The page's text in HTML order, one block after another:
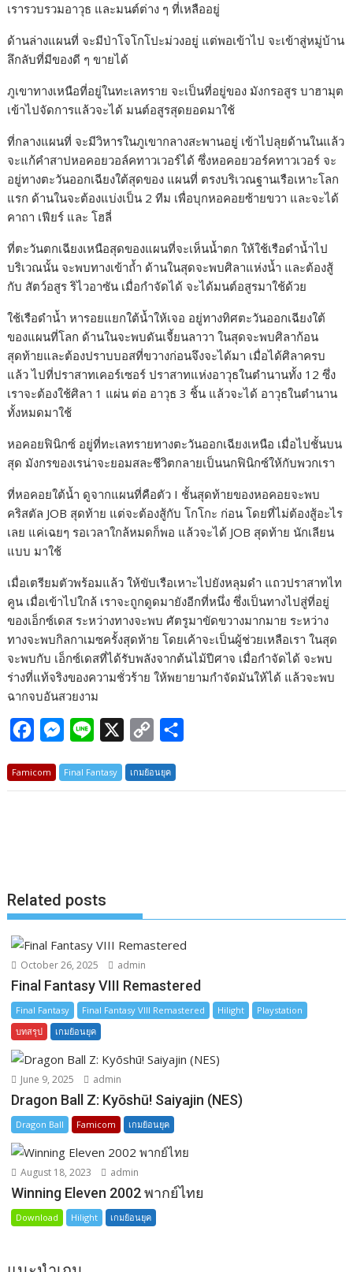
เรารวบรวมอาวุธ และมนต์ต่าง ๆ ที่เหลืออยู่
ด้านล่างแผนที่ จะมีป่าโจโกโปะม่วงอยู่ แต่พอเข้าไป จะเข้าสู่หมู่บ้าน
ลึกลับที่มีของดี ๆ ขายได้
ภูเขาทางเหนือที่อยู่ในทะเลทราย จะเป็นที่อยู่ของ มังกรอสูร บาฮามุต
เข้าไปจัดการแล้วจะได้ มนต์อสูรสุดยอดมาใช้
ที่กลางแผนที่ จะมีวิหารในภูเขากลางสะพานอยู่ เข้าไปลุยด้านในแล้ว
จะแก้คำสาปหอคอยวอล์คทาวเวอร์ได้ ซึ่งหอคอยวอร์คทาวเวอร์ จะ
อยู่ทางตะวันออกเฉียงใต้สุดของ แผนที่ ตรงบริเวณฐานเรือเหาะโลก
แรก ด้านในจะต้องแบ่งเป็น 2 ทีม เพื่อบุกหอคอยซ้ายขวา และจะได้
คาถา เฟียร์ และ โฮลี่
ที่ตะวันตกเฉียงเหนือสุดของแผนที่จะเห็นน้ำตก ให้ใช้เรือดำน้ำไป
บริเวณนั้น จะพบทางเข้าถ้ำ ด้านในสุดจะพบศิลาแห่งน้ำ และต้องสู้
กับ สัตว์อสูร ริไวอาซัน เมื่อกำจัดได้ จะได้มนต์อสูรมาใช้ด้วย
ใช้เรือดำน้ำ หารอยแยกใต้น้ำให้เจอ อยู่ทางทิศตะวันออกเฉียงใต้
ของแผนที่โลก ด้านในจะพบดันเจี้ยนลาวา ในสุดจะพบศิลาก้อน
สุดท้ายและต้องปราบบอสที่ขวางก่อนจึงจะได้มา เมื่อได้ศิลาครบ
แล้ว ไปที่ปราสาทเคอร์เซอร์ ปราสาทแห่งอาวุธในตำนานทั้ง 12 ซึ่ง
เราจะต้องใช้ศิลา 1 แผ่น ต่อ อาวุธ 3 ชิ้น แล้วจะได้ อาวุธในตำนาน
ทั้งหมดมาใช้
หอคอยฟินิกซ์ อยู่ที่ทะเลทรายทางตะวันออกเฉียงเหนือ เมื่อไปชั้นบน
สุด มังกรของเรน่าจะยอมสละชีวิตกลายเป็นนกฟินิกซ์ให้กับพวกเรา
ที่หอคอยใต้น้ำ ดูจากแผนที่คือตัว I ชั้นสุดท้ายของหอคอยจะพบ
คริสตัล JOB สุดท้าย แต่จะต้องสู้กับ โกโกะ ก่อน โดยที่ไม่ต้องสู้อะไร
เลย แค่เฉยๆ รอเวลาใกล้หมดก็พอ แล้วจะได้ JOB สุดท้าย นักเลียน
แบบ มาใช้
เมื่อเตรียมตัวพร้อมแล้ว ให้ขับเรือเหาะไปยังหลุมดำ แถวปราสาทไท
คูน เมื่อเข้าไปใกล้ เราจะถูกดูดมายังอีกที่หนึ่ง ซึ่งเป็นทางไปสู่ที่อยู่
ของเอ็กซ์เดส ระหว่างทางจะพบ ศัตรูมาขัดขวางมากมาย ระหว่าง
ทางจะพบกิลกาเมซครั้งสุดท้าย โดยเค้าจะเป็นผู้ช่วยเหลือเรา ในสุด
จะพบกับ เอ็กซ์เดสที่ได้รับพลังจากต้นไม้ปีศาจ เมื่อกำจัดได้ จะพบ
ร่างที่แท้จริงของความชั่วร้าย ให้พยายามกำจัดมันให้ได้ แล้วจะพบ
ฉากจบอันสวยงาม
c
k
M
s
e
r
n
p
Famicom Final Fantasy เกมย้อนยุค
Related posts
October 26, 2025 admin
Final Fantasy VIII Remastered
Final Fantasy Final Fantasy VIII Remastered Hilight
Playstation
บทสรุป
เกมย้อนยุค
June 9, 2025 admin
Dragon Ball Z: Kyōshū! Saiyajin (NES)
Dragon Ball Famicom เกมย้อนยุค
August 18, 2023 admin
Winning Eleven 2002 พากย์ไทย
Download Hilight เกมย้อนยุค